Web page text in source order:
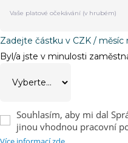
Zadejte částku v CZK / měsíc
Byl/a jste v minulosti
Souhlasím, aby mi dal
jinou vhodnou pracovní